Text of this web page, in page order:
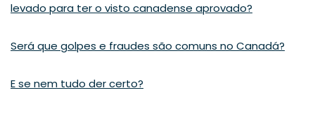
levado para ter o visto canadense aprovado?
Será que golpes e fraudes são comuns no Canadá?
E se nem tudo der certo?